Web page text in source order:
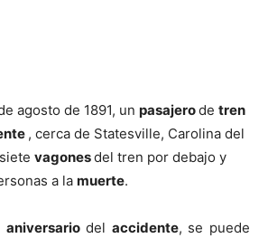
agosto de 1891, un pasajerode tren
, cerca de Statesville, Carolina del
vagonesdel tren por debajo y
a la muerte.
aniversario del accidente, se puede